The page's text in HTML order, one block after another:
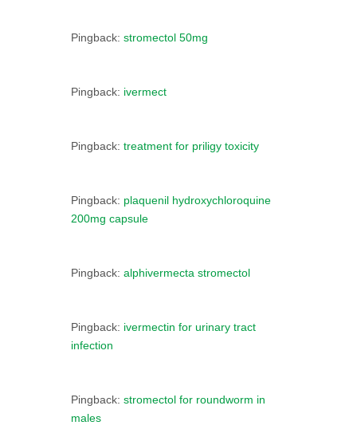
Pingback: stromectol 50mg
Pingback: ivermect
Pingback: treatment for priligy toxicity
Pingback: plaquenil hydroxychloroquine
200mg capsule
Pingback: alphivermecta stromectol
Pingback: ivermectin for urinary tract
infection
Pingback: stromectol for roundworm in
males